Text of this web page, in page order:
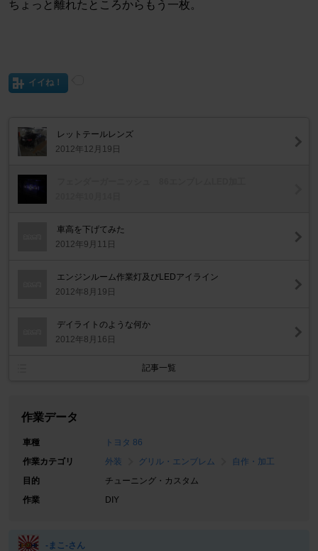
ちょっと離れたところからもう一枚。
イイね！
レットテールレンズ
2012年12月19日
車高を下げてみた
2012年9月11日
エンジンルーム作業灯及びLEDアイライン
2012年8月19日
デイライトのような何か
2012年8月16日
記事一覧
作業データ
車種
トヨタ 86
作業カテゴリ
外装 グリル・エンブレム
自作・加工
目的
チューニング・カスタム
作業
DIY
‐まこ‐さん